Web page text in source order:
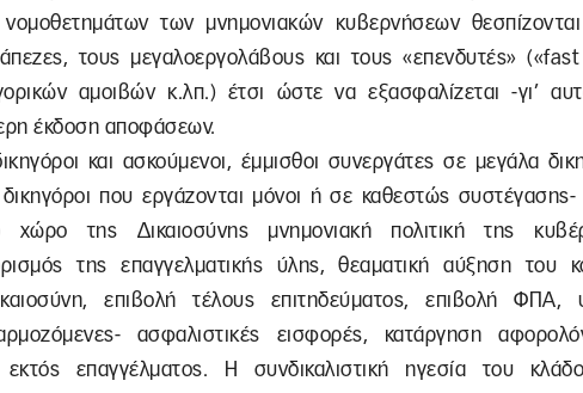
των μνημονιακών κυβερνήσεων θεσπίζονται
τους μεγαλοεργολάβους και τους «επενδυτές»
αμοιβών κ.λπ.) έτσι ώστε να εξασφαλίζεται -γι’
έκδοση αποφάσεων.
και ασκούμενοι, έμμισθοι συνεργάτες σε μεγάλα
που εργάζονται μόνοι ή σε καθεστώς
χώρο της Δικαιοσύνης μνημονιακή πολιτική της
της επαγγελματικής ύλης, θεαματική αύξηση του
επιβολή τέλους επιτηδεύματος, επιβολή ΦΠΑ,
ασφαλιστικές εισφορές, κατάργηση
εκτός επαγγέλματος. Η συνδικαλιστική ηγεσία του